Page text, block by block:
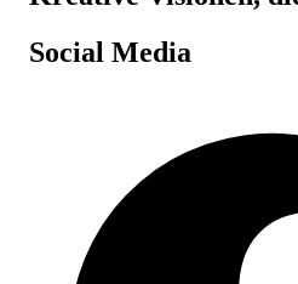
Social Media